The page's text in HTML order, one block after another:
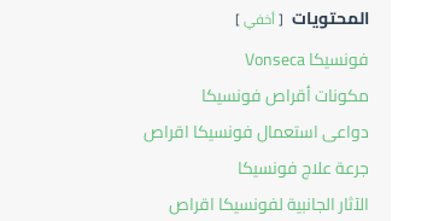
المحتويات أخفي
فونسيكا Vonseca
مكونات أقراص فونسيكا
دواعى استعمال فونسيكا اقراص
جرعة علاج فونسيكا
الآثار الجانبية لفونسيكا اقراص